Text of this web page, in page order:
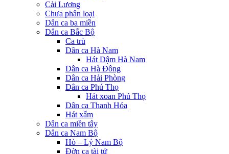
Cải Lương
Chưa phân loại
Dân ca ba miền
Dân ca Bắc Bộ
Ca trù
Dân ca Hà Nam
Hát Dậm Hà Nam
Dân ca Hà Đông
Dân ca Hải Phòng
Dân ca Phú Thọ
Hát xoan Phú Thọ
Dân ca Thanh Hóa
Hát xẩm
Dân ca miền tây
Dân ca Nam Bộ
Hò – Lý Nam Bộ
Đờn ca tài tử